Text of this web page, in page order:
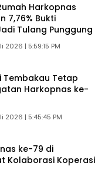
Harkopnas
7,76% Bukti
Tulang Punggung
2026 | 5:59:15 PM
Tembakau Tetap
Harkopnas ke-
2026 | 5:45:45 PM
ke-79 di
Kolaborasi Koperasi